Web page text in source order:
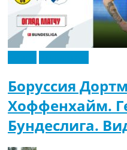
Боруссия
Хоффенхайм.
Бундеслига.